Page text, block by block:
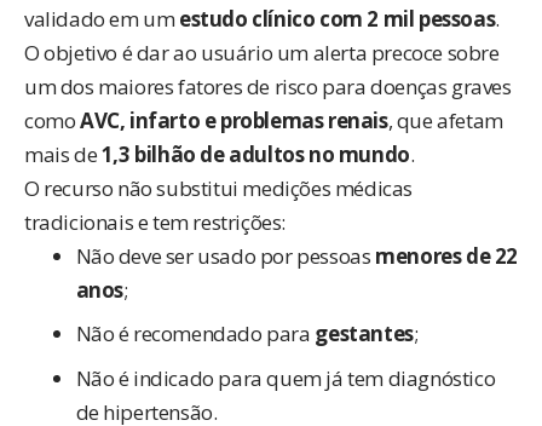
validado em umestudo clínico com 2 mil pessoas.
O objetivo é dar ao usuário um alerta precoce sobre
um dos maiores fatores de risco para doenças graves
comoAVC, infarto e problemas renais, que afetam
mais de1,3 bilhão de adultos no mundo.
O recurso não substitui medições médicas
tradicionais e tem restrições:
Não deve ser usado por pessoas menores de 22
anos;
Não é recomendado para gestantes;
Não é indicado para quem já tem diagnóstico
de hipertensão.